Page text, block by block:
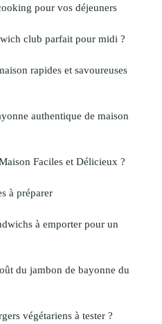
pour vos déjeuners
club parfait pour midi ?
rapides et savoureuses
authentique de maison
Faciles et Délicieux ?
à préparer
à emporter pour un
du jambon de bayonne du
végétariens à tester ?